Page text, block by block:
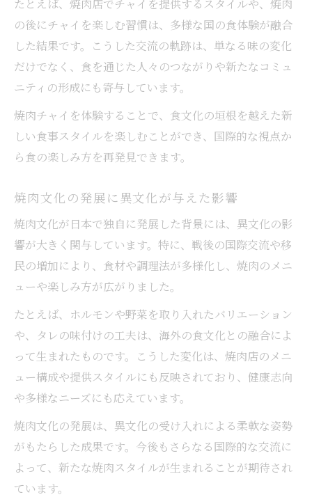
たとえば、焼肉店でチャイを提供するスタイルや、焼肉
の後にチャイを楽しむ習慣は、多様な国の食体験が融合
した結果です。こうした交流の軌跡は、単なる味の変化
だけでなく、食を通じた人々のつながりや新たなコミュ
ニティの形成にも寄与しています。
焼肉チャイを体験することで、食文化の垣根を越えた新
しい食事スタイルを楽しむことができ、国際的な視点か
ら食の楽しみ方を再発見できます。
焼肉文化の発展に異文化が与えた影響
焼肉文化が日本で独自に発展した背景には、異文化の影
響が大きく関与しています。特に、戦後の国際交流や移
民の増加により、食材や調理法が多様化し、焼肉のメニ
ューや楽しみ方が広がりました。
たとえば、ホルモンや野菜を取り入れたバリエーション
や、タレの味付けの工夫は、海外の食文化との融合によ
って生まれたものです。こうした変化は、焼肉店のメニ
ュー構成や提供スタイルにも反映されており、健康志向
や多様なニーズにも応えています。
焼肉文化の発展は、異文化の受け入れによる柔軟な姿勢
がもたらした成果です。今後もさらなる国際的な交流に
よって、新たな焼肉スタイルが生まれることが期待され
ています。